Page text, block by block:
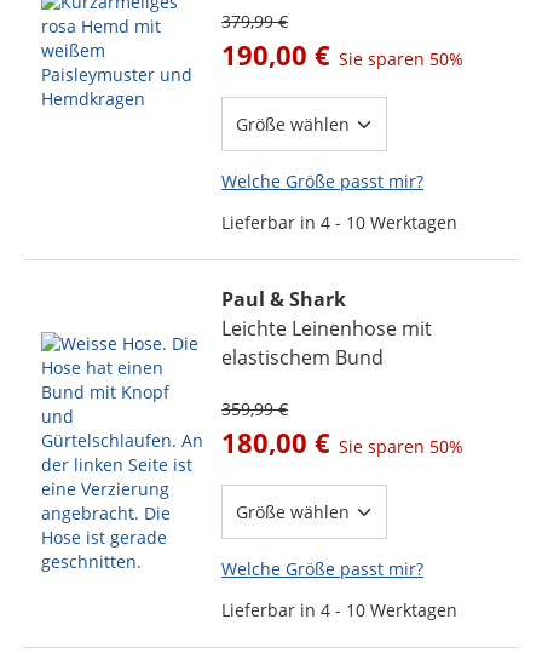
379,99 €
190,00 € Sie sparen 50%
Welche Größe passt mir?
Lieferbar in 4 - 10 Werktagen
Paul & Shark
Leichte Leinenhose mit
elastischem Bund
359,99 €
180,00 € Sie sparen 50%
Welche Größe passt mir?
Lieferbar in 4 - 10 Werktagen